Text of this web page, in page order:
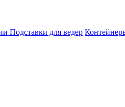
Подставки для ведер